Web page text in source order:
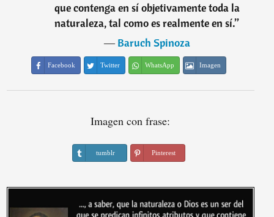
que contenga en sí objetivamente toda la
naturaleza, tal como es realmente en sí.”
―Baruch Spinoza
Facebook Twitter WhatsApp Imagen
Imagen con frase:
tumblr Pinterest